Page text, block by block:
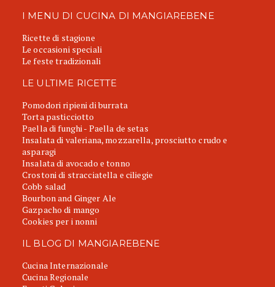
I MENU DI CUCINA DI MANGIAREBENE
Ricette di stagione
Le occasioni speciali
Le feste tradizionali
LE ULTIME RICETTE
Pomodori ripieni di burrata
Torta pasticciotto
Paella di funghi - Paella de setas
Insalata di valeriana, mozzarella, prosciutto crudo e
asparagi
Insalata di avocado e tonno
Crostoni di stracciatella e ciliegie
Cobb salad
Bourbon and Ginger Ale
Gazpacho di mango
Cookies per i nonni
IL BLOG DI MANGIAREBENE
Cucina Internazionale
Cucina Regionale